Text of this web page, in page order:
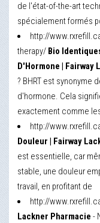
de l'état-of-the-art
spécialement formés
http://
therapy/ Bio
D'Hormone | Fairway
? BHRT est synonyme
d'hormone. Cela
exactement comme
http://
Douleur | Fairway
est essentielle, car
stable, une douleur
travail, en profitant de
http://
Lackner Pharmacie -